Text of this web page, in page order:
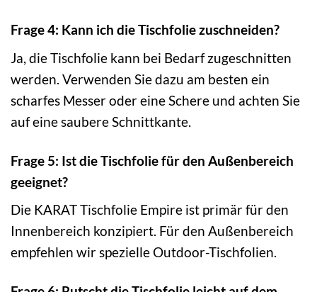
Frage 4: Kann ich die Tischfolie zuschneiden?
Ja, die Tischfolie kann bei Bedarf zugeschnitten
werden. Verwenden Sie dazu am besten ein
scharfes Messer oder eine Schere und achten Sie
auf eine saubere Schnittkante.
Frage 5: Ist die Tischfolie für den Außenbereich
geeignet?
Die KARAT Tischfolie Empire ist primär für den
Innenbereich konzipiert. Für den Außenbereich
empfehlen wir spezielle Outdoor-Tischfolien.